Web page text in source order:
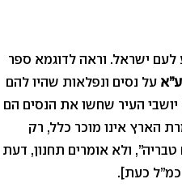
לעם ישראל. וראה לדוגמא ספר
על נסים ונפלאות שהיו להם
העיר שחשו את הנסים הם
הארץ אינו מוכר כלל, רק
ולא אומרים תחנון, דעת
כעת].